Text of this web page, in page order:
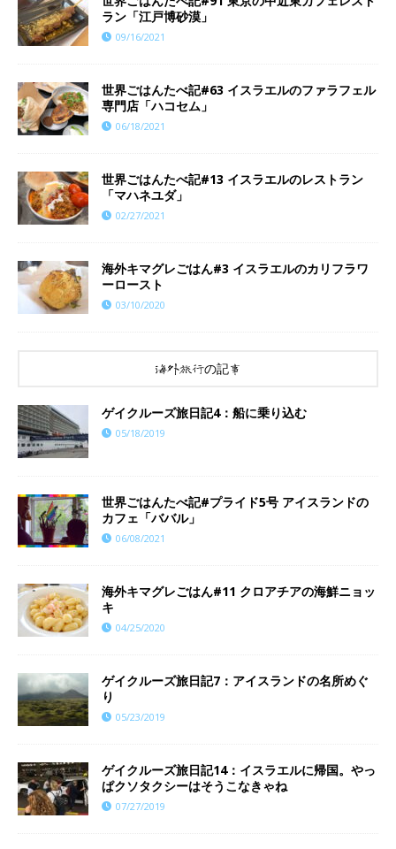
ラン「江戸博砂漠」
09/16/2021
世界ごはんたべ記#63 イスラエルのファラフェル
専門店「ハコセム」
06/18/2021
世界ごはんたべ記#13 イスラエルのレストラン
「マハネユダ」
02/27/2021
海外キマグレごはん#3 イスラエルのカリフラワ
ーロースト
03/10/2020
海外旅行の記事
ゲイクルーズ旅日記4：船に乗り込む
05/18/2019
世界ごはんたべ記#プライド5号 アイスランドの
カフェ「ババル」
06/08/2021
海外キマグレごはん#11 クロアチアの海鮮ニョッ
キ
04/25/2020
ゲイクルーズ旅日記7：アイスランドの名所めぐ
り
05/23/2019
ゲイクルーズ旅日記14：イスラエルに帰国。やっ
ぱクソタクシーはそうこなきゃね
07/27/2019